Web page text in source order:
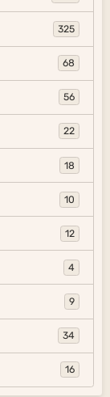
325
68
56
22
18
10
12
4
9
34
16